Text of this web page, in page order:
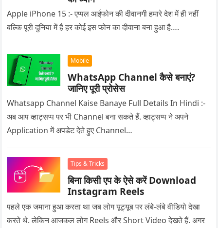
Apple iPhone 15 :- एप्पल आईफोन की दीवानगी हमारे देश में ही नहीं
बल्कि पूरी दुनिया में है हर कोई इस फोन का दीवाना बना हुआ है….
Mobile
WhatsApp Channel कैसे बनाएं?
जानिए पूरी प्रोसेस
Whatsapp Channel Kaise Banaye Full Details In Hindi :-
अब आप व्हाट्सप्प पर भी Channel बना सकते हैं. व्हाट्सप्प ने अपने
Application में अपडेट देते हुए Channel…
Tips & Tricks
बिना किसी एप के ऐसे करें Download
Instagram Reels
पहले एक जमाना हुआ करता था जब लोग यूट्यूब पर लंबे-लंबे वीडियो देखा
करते थे. लेकिन आजकल लोग Reels और Short Video देखते हैं. अगर